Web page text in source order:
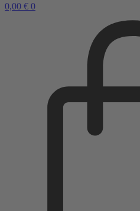
0,00 € 0